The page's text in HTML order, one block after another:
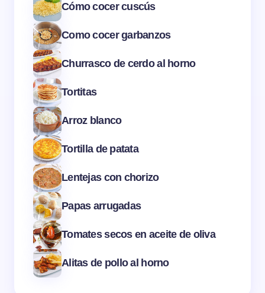
Cómo cocer cuscús
Como cocer garbanzos
Churrasco de cerdo al horno
Tortitas
Arroz blanco
Tortilla de patata
Lentejas con chorizo
Papas arrugadas
Tomates secos en aceite de oliva
Alitas de pollo al horno